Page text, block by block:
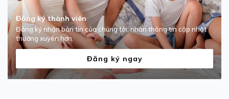
Đăng ký thành viên
Đăng ký nhận bản tin của chúng tôi, nhận thông tin cập nhật
thường xuyên hơn.
Đăng ký ngay